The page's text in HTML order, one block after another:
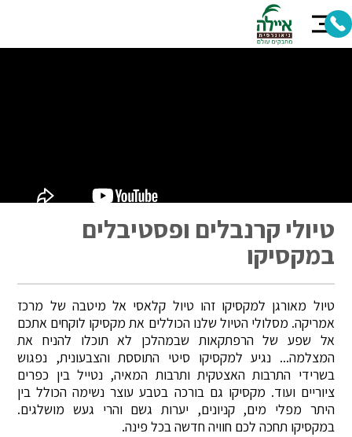
טיולי קרנבלים ופסטיבלים
במקסיקו
טיול מאורגן למקסיקו זהו טיול קלאסי אל מיטבה של מרכז
אמריקה. מסלולי הטיול שלנו הכוללים את מקסיקו לוקחים אתכם
אל שפע של הרפתקאות שבמהלכן לא תוכלו להניח את
המצלמה... נגיע למקסיקו סיטי התוססת והצבעונית, נפגוש
בשרידי התרבות האצטקית ותרבות המאיה, נטייל בין כפרים
ציוריים ועוד. מקסיקו גם בורכה בטבע עוצר נשימה הכולל בין
היתר מפלי מים, קניונים, יערות גשם והרי געש מושלגים.
במקסיקו תחכה לכם חוויה חדשה בכל פינה.